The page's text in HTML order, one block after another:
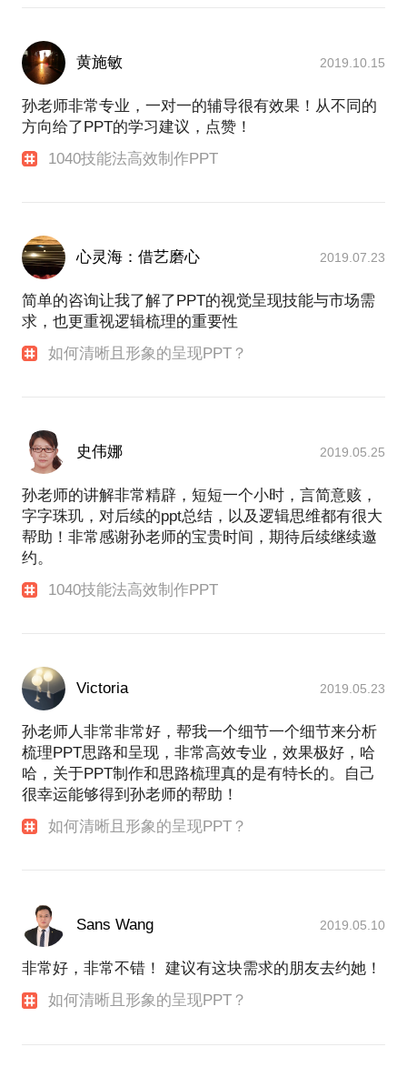
黄施敏 2019.10.15
孙老师非常专业，一对一的辅导很有效果！从不同的
方向给了PPT的学习建议，点赞！
1040技能法高效制作PPT
心灵海：借艺磨心 2019.07.23
简单的咨询让我了解了PPT的视觉呈现技能与市场需
求，也更重视逻辑梳理的重要性
如何清晰且形象的呈现PPT？
史伟娜 2019.05.25
孙老师的讲解非常精辟，短短一个小时，言简意赅，
字字珠玑，对后续的ppt总结，以及逻辑思维都有很大
帮助！非常感谢孙老师的宝贵时间，期待后续继续邀
约。
1040技能法高效制作PPT
Victoria 2019.05.23
孙老师人非常非常好，帮我一个细节一个细节来分析
梳理PPT思路和呈现，非常高效专业，效果极好，哈
哈，关于PPT制作和思路梳理真的是有特长的。自己
很幸运能够得到孙老师的帮助！
如何清晰且形象的呈现PPT？
Sans Wang 2019.05.10
非常好，非常不错！ 建议有这块需求的朋友去约她！
如何清晰且形象的呈现PPT？